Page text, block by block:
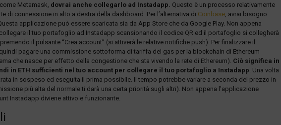
Metamask, dovrai anche collegarlo ad Instadapp. Questo è un processo relativamente
di connessione in alto a destra della dashboard. Per l’alternativa di Coinbase, avrai bisogno
applicazione può essere scaricata sia da App Store che da Google Play. Non appena
il tuo portafoglio ad Instadapp scansionando il codice QR ed il portafoglio si collegherà
il pulsante “Crea account” (si attiverà le relative notifiche push). Per finalizzare il
pagare una commissione sottoforma di tariffa del gas per la blockchain di Ethereum
che nasce per effetto della congestione che sta vivendo la rete di Ethereum). Ciò significa in
in ETH sufficienti nel tuo account per collegare il tuo portafoglio a Instadapp. Una volta
in sospeso ed eseguita il prima possibile. Il tempo potrebbe variare a seconda del prezzo in
più alta del normale ti darà una certa priorità sugli altri). Non appena l’applicazione
Instadapp diviene attivo e funzionante.